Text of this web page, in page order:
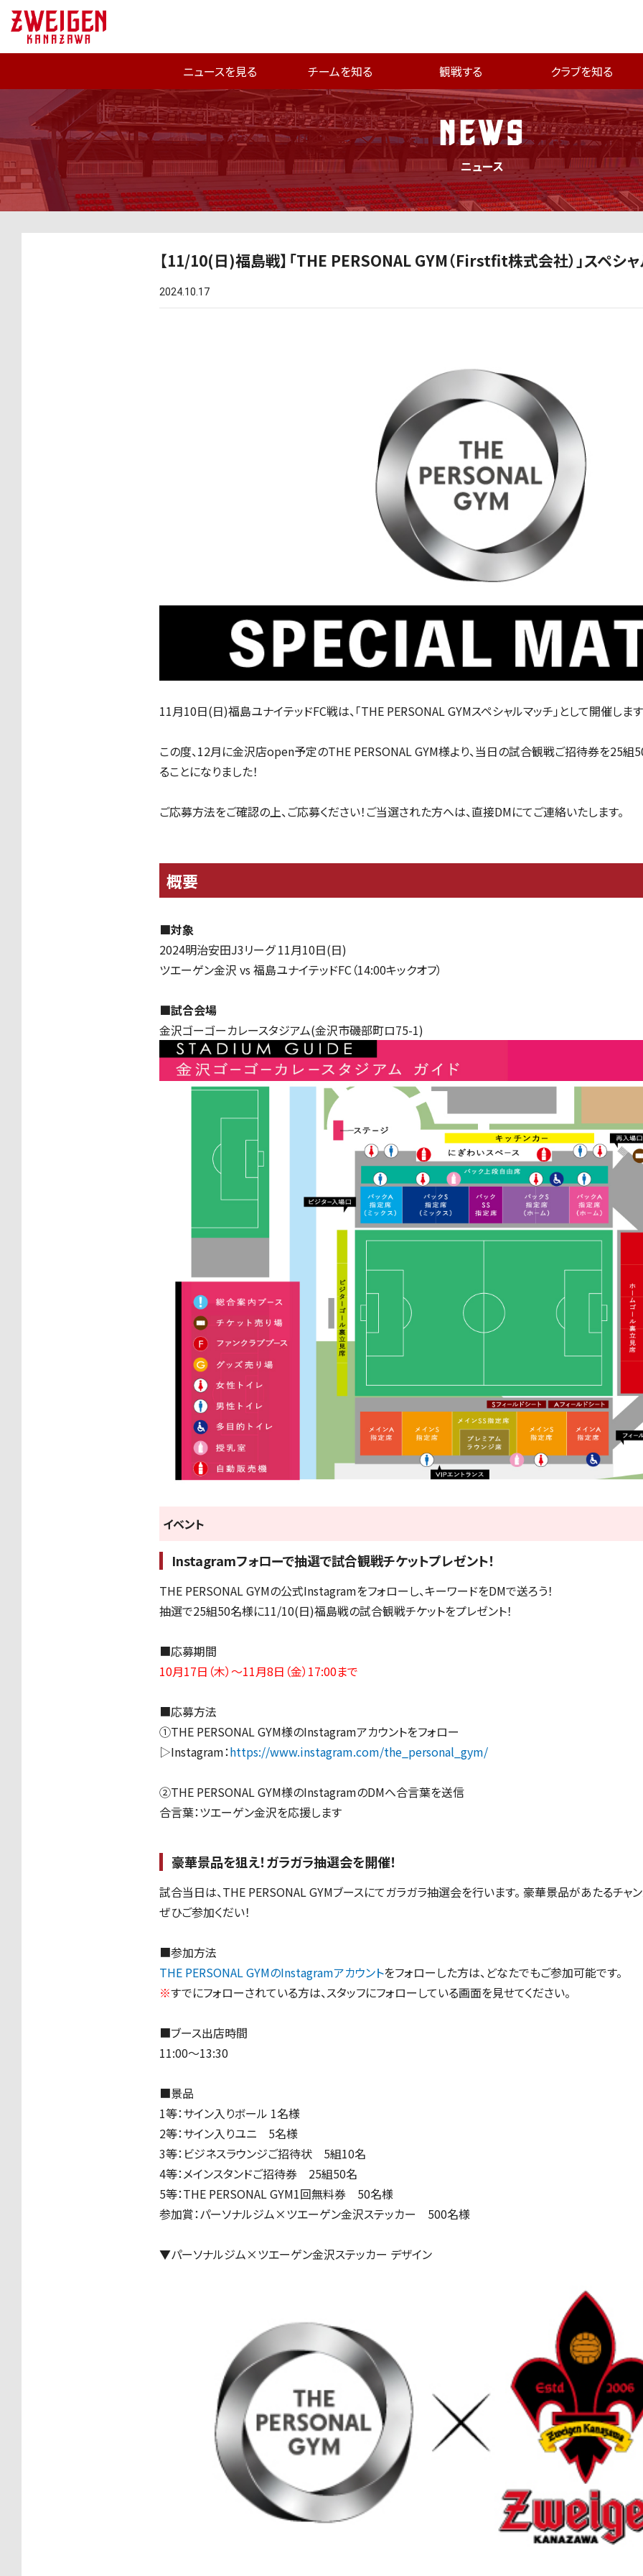
ニュースを見る チームを知る 観戦する クラブを知る
NEWS
ニュース
【11/10(日)福島戦】「THE PERSONAL GYM（Firstfit株式会社）」スペシャ
2024.10.17
11月10日(日)福島ユナイテッドFC戦は、 「THE PERSONAL GYMスペシャルマッチ」として開催します
この度、12月に金沢店open予定のTHE PERSONAL GYM様より、当日の試合観戦ご招待券を25組
ることになりました！
ご応募方法をご確認の上、ご応募ください！ご当選された方へは、直接DMにてご連絡いたします。
概要
■対象
2024明治安田J3リーグ 11月10日(日)
ツエーゲン金沢 vs 福島ユナイテッドFC（14:00キックオフ）
■試合会場
金沢ゴーゴーカレースタジアム(金沢市磯部町ロ75-1)
イベント
Instagramフォローで抽選で試合観戦チケットプレゼント！
THE PERSONAL GYMの公式Instagramをフォローし、キーワードをDMで送ろう！
抽選で25組50名様に11/10(日)福島戦の試合観戦チケットをプレゼント！
■応募期間
10月17日（木）～11月8日（金）17:00まで
■応募方法
①THE PERSONAL GYM様のInstagramアカウントをフォロー
▷Instagram：https://www.instagram.com/the_personal_gym/
②THE PERSONAL GYM様のInstagramのDMへ合言葉を送信
合言葉：ツエーゲン金沢を応援します
豪華景品を狙え！ガラガラ抽選会を開催！
試合当日は、THE PERSONAL GYMブースにてガラガラ抽選会を行います。 豪華景品があたるチャン
ぜひご参加くだい！
■参加方法
THE PERSONAL GYMのInstagramアカウントをフォローした方は、どなたでもご参加可能です。
※すでにフォローされている方は、スタッフにフォローしている画面を見せてください。
■ブース出店時間
11:00～13:30
■景品
1等：サイン入りボール 1名様
2等：サイン入りユニ 5名様
3等： ビジネスラウンジご招待状 5組10名
4等：メインスタンドご招待券 25組50名
5等：THE PERSONAL GYM1回無料券 50名様
参加賞：パーソナルジム×ツエーゲン金沢ステッカー 500名様
▼パーソナルジム×ツエーゲン金沢ステッカー デザイン